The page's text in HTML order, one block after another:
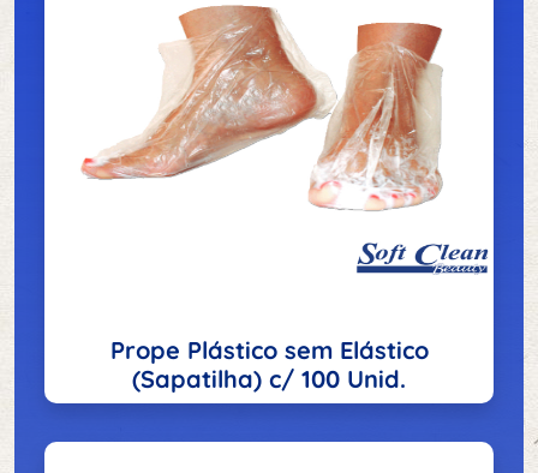
Prope Plástico sem Elástico
(Sapatilha) c/ 100 Unid.